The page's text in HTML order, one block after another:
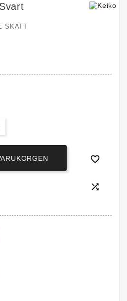
SKATT

